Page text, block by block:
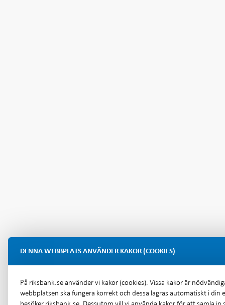
DENNA WEBBPLATS ANVÄNDER KAKOR (COOKIES)
På riksbank.se använder vi kakor (cookies). Vissa kakor är
webbplatsen ska fungera korrekt och dessa lagras automatiskt i din